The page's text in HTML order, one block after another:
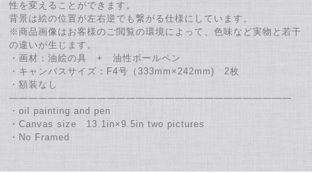
性を変えることができます。
背景は絵の位置が左右逆でも繋がる仕様にしています。
※商品画像はお客様のご閲覧の環境によって、色味など実物と若干
の違いが生じます。
・画材：油絵の具 + 油性ボールペン
・キャンバスサイズ：F4号（333mm×242mm) 2枚
・額装なし
―――――――――――――――――――――――――――――
・oil painting and pen
・Canvas size 13.1in×9.5in two pictures
・No Framed